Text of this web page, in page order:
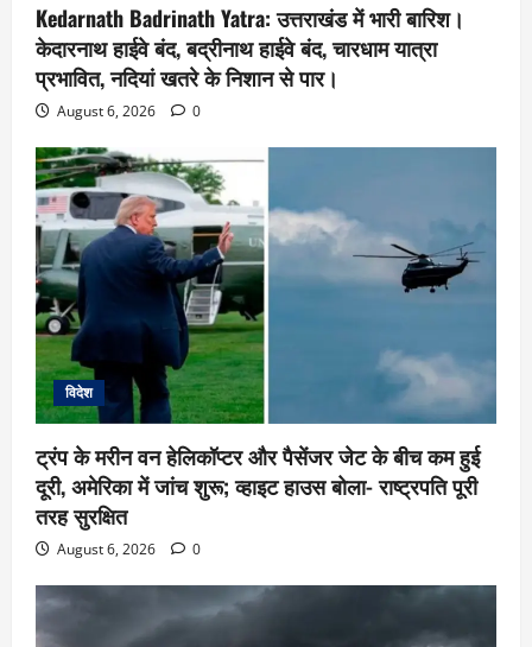
Kedarnath Badrinath Yatra: उत्तराखंड में भारी बारिश।
केदारनाथ हाईवे बंद, बद्रीनाथ हाईवे बंद, चारधाम यात्रा
प्रभावित, नदियां खतरे के निशान से पार।
August 6, 2026 0
विदेश
ट्रंप के मरीन वन हेलिकॉप्टर और पैसेंजर जेट के बीच कम हुई
दूरी, अमेरिका में जांच शुरू; व्हाइट हाउस बोला- राष्ट्रपति पूरी
तरह सुरक्षित
August 6, 2026 0